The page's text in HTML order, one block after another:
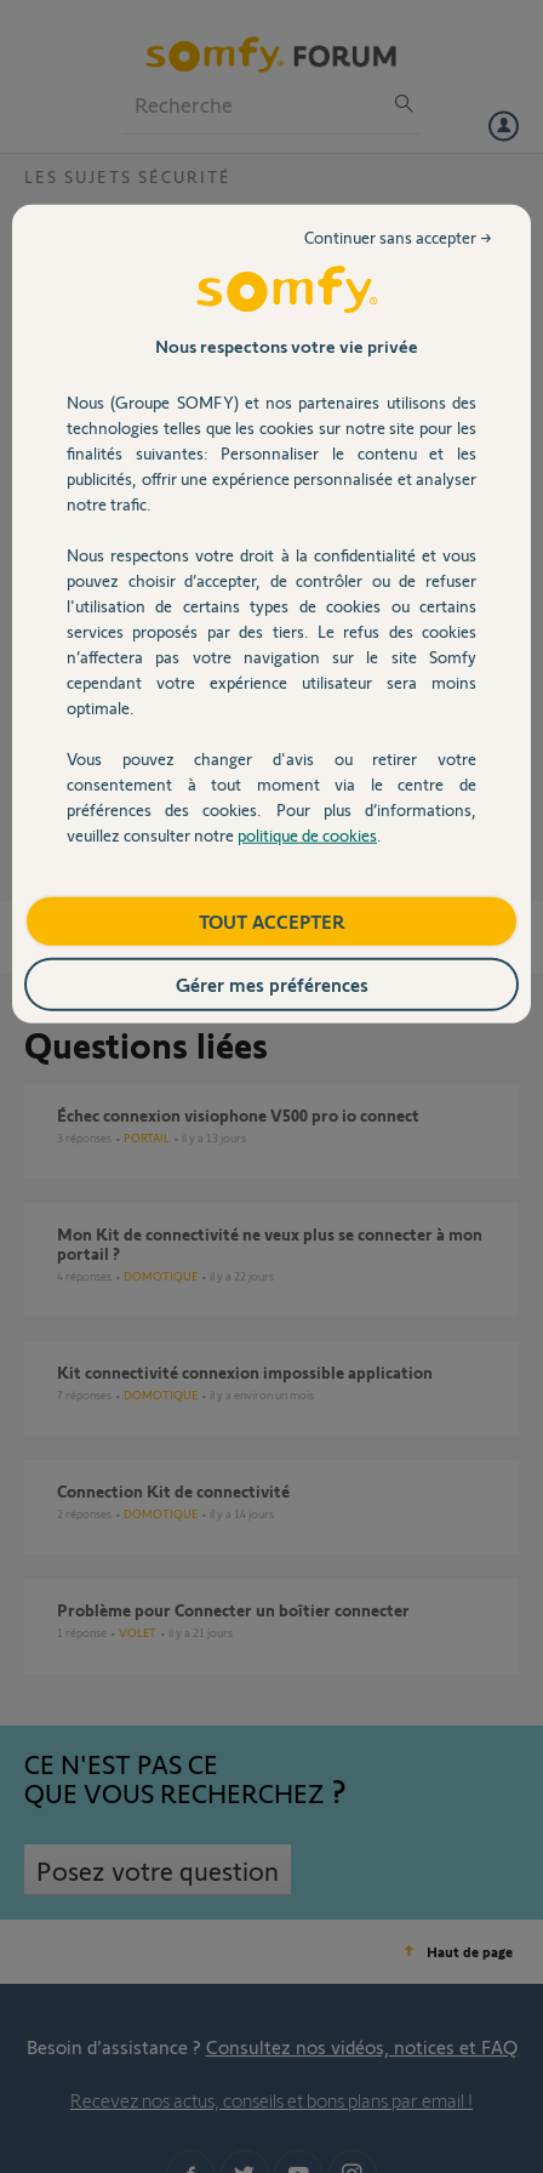
Volet
Sécurité
Domotique
Chauffage
Autres produits
Devis avec un pro
Contact
LES SUJETS SÉCURITÉ
la connection a distance résolu cause adresse ip.
mais toujours impossible de me connecté sur somfy.eu
alarme protexiom gsm serie 620154
jean louis V.
il y a environ 3 ans
Participer au fil de discussion
Réponses
Bonsoir Jean Louis
Vous n'avez pas fait d'erreur dans l'URL par hazard car il n'y a pas de "E"
danshttps://alarmsomfy.eu
Questions liées
Échec connexion visiophone V500 pro io connect
3 réponses PORTAIL il y a 13 jours
Mon Kit de connectivité ne veux plus se connecter à mon
portail ?
4 réponses DOMOTIQUE il y a 22 jours
Kit connectivité connexion impossible application
7 réponses DOMOTIQUE il y a environ un mois
Connection Kit de connectivité
2 réponses DOMOTIQUE il y a 14 jours
Problème pour Connecter un boîtier connecter
1 réponse VOLET il y a 21 jours
CE N'EST PAS CE
QUE VOUS RECHERCHEZ
Posez votre question
Haut de page
Besoin d’assistance ? Consultez nos vidéos, notices et FAQ
Recevez nos actus, conseils et bons plans par email !
Nous respectons votre vie privée
Nous (Groupe SOMFY) et nos partenaires utilisons des
technologies telles que les cookies sur notre site pour les
finalités suivantes: Personnaliser le contenu et les
publicités, offrir une expérience personnalisée et analyser
notre trafic.
Nous respectons votre droit à la confidentialité et vous
pouvez choisir d’accepter, de contrôler ou de refuser
l'utilisation de certains types de cookies ou certains
services proposés par des tiers. Le refus des cookies
n’affectera pas votre navigation sur le site Somfy
cependant votre expérience utilisateur sera moins
optimale.
Vous pouvez changer d'avis ou retirer votre
consentement à tout moment via le centre de
préférences des cookies. Pour plus d’informations,
veuillez consulter notre politique de cookies
Continuer sans accepter →
TOUT ACCEPTER
Gérer mes préférences